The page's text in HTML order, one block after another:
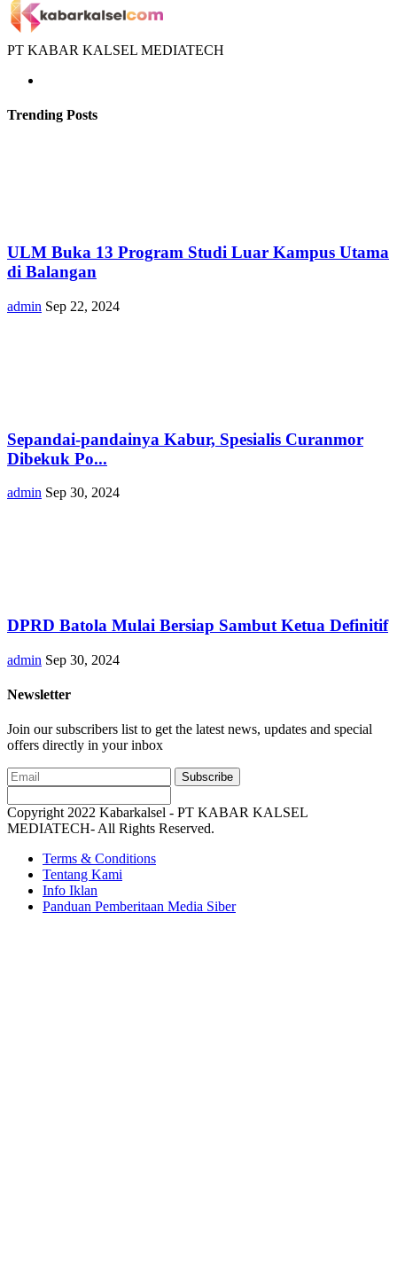
PT KABAR KALSEL MEDIATECH
Trending Posts
ULM Buka 13 Program Studi Luar Kampus Utama
di Balangan
admin Sep 22, 2024
Sepandai-pandainya Kabur, Spesialis Curanmor
Dibekuk Po...
admin Sep 30, 2024
DPRD Batola Mulai Bersiap Sambut Ketua Definitif
admin Sep 30, 2024
Newsletter
Join our subscribers list to get the latest news, updates and special
offers directly in your inbox
Subscribe
Copyright 2022 Kabarkalsel - PT KABAR KALSEL
MEDIATECH- All Rights Reserved.
Terms & Conditions
Tentang Kami
Info Iklan
Panduan Pemberitaan Media Siber